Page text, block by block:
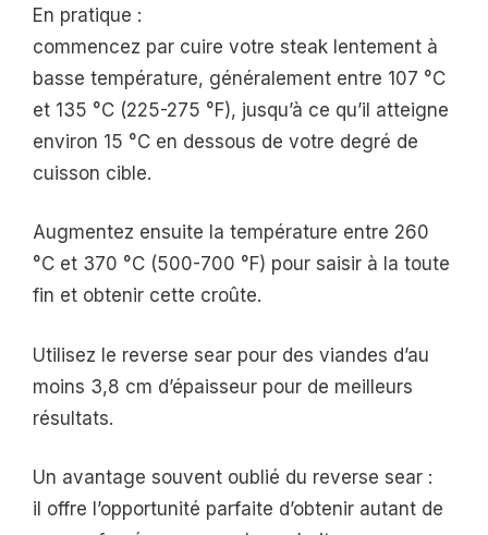
En pratique :
commencez par cuire votre steak lentement à
basse température, généralement entre 107 °C
et 135 °C (225-275 °F), jusqu’à ce qu’il atteigne
environ 15 °C en dessous de votre degré de
cuisson cible.
Augmentez ensuite la température entre 260
°C et 370 °C (500-700 °F) pour saisir à la toute
fin et obtenir cette croûte.
Utilisez le reverse sear pour des viandes d’au
moins 3,8 cm d’épaisseur pour de meilleurs
résultats.
Un avantage souvent oublié du reverse sear :
il offre l’opportunité parfaite d’obtenir autant de